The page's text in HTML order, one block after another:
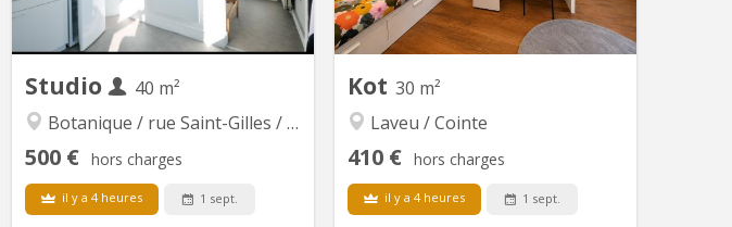
Studio
40 m²
Botanique / rue Saint-Gilles / Jonfosse
500 € hors charges
il y a 4 heures 1 sept.
Kot 30 m²
Laveu / Cointe
410 € hors charges
il y a 4 heures 1 sept.